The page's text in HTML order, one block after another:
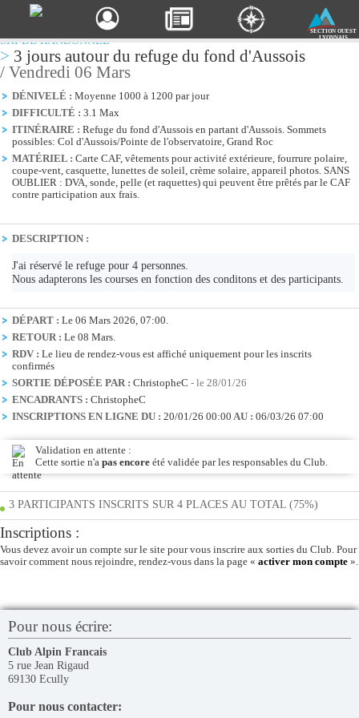
SECTION OUEST
LYONNAIS
SKI DE RANDONNÉE
> 3 jours autour du refuge du fond d'Aussois
/ Vendredi 06 Mars
DÉNIVELÉ : Moyenne 1000 à 1200 par jour
DIFFICULTÉ : 3.1 Max
ITINÉRAIRE : Refuge du fond d'Aussois en partant d'Aussois. Sommets
possibles: Col d'Aussois/Pointe de l'observatoire, Grand Roc
MATÉRIEL : Carte CAF, vêtements pour activité extérieure, fourrure polaire,
coupe-vent, casquette, lunettes de soleil, crème solaire, appareil photos. SANS
OUBLIER : DVA, sonde, pelle (et raquettes) qui peuvent être prêtés par le CAF
contre participation aux frais.
DESCRIPTION :
J'ai réservé le refuge pour 4 personnes.
Nous adapterons les courses en fonction des conditons et des participants.
DÉPART : Le 06 Mars 2026, 07:00.
RETOUR : Le 08 Mars.
RDV : Le lieu de rendez-vous est affiché uniquement pour les inscrits
confirmés
SORTIE DÉPOSÉE PAR : ChristopheC - le 28/01/26
ENCADRANTS : ChristopheC
INSCRIPTIONS EN LIGNE DU : 20/01/26 00:00 AU : 06/03/26 07:00
Validation en attente :
Cette sortie n'a pas encore été validée par les responsables du Club.
3 PARTICIPANTS INSCRITS SUR 4 PLACES AU TOTAL (75%)
Inscriptions :
Vous devez avoir un compte sur le site pour vous inscrire aux sorties du Club. Pour
savoir comment nous rejoindre, rendez-vous dans la page « activer mon compte ».
Pour nous écrire:
Club Alpin Francais
5 rue Jean Rigaud
69130 Ecully
Pour nous contacter: